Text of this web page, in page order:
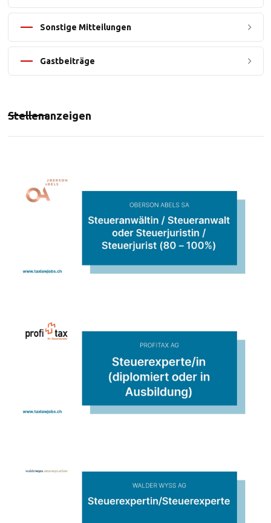
Sonstige Mitteilungen
Gastbeiträge
Stellenanzeigen